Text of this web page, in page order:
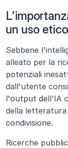
un uso
Sebbene
alleato per la
potenziali
dall'utente
l'output dell'IA
della letteratura
condivisione.
Ricerche